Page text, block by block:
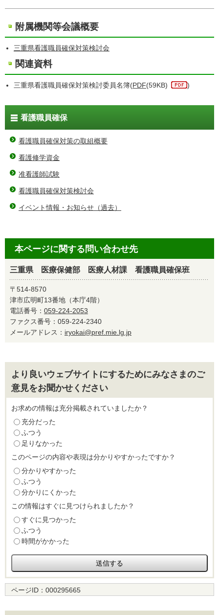
附属機関等会議概要
三重県看護職員確保対策検討会
関連資料
三重県看護職員確保対策検討委員名簿(PDF(59KB) )
看護職員確保
看護職員確保対策の取組概要
看護修学資金
准看護師試験
看護職員確保対策検討会
イベント情報・お知らせ（過去）
本ページに関する問い合わせ先
三重県 医療保健部 医療人材課 看護職員確保班
〒514-8570
津市広明町13番地（本庁4階）
電話番号： 059-224-2053
ファクス番号：059-224-2340
メールアドレス： iryokai@pref.mie.lg.jp
より良いウェブサイトにするためにみなさまのご
意見をお聞かせください
お求めの情報は充分掲載されていましたか？
充分だった
ふつう
足りなかった
このページの内容や表現は分かりやすかったですか？
分かりやすかった
ふつう
分かりにくかった
この情報はすぐに見つけられましたか？
すぐに見つかった
ふつう
時間がかかった
ページID： 000295665